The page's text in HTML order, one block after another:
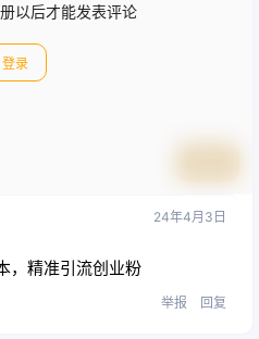
以后才能发表评论
登录
24年4月3日
，精准引流创业粉
举报 回复